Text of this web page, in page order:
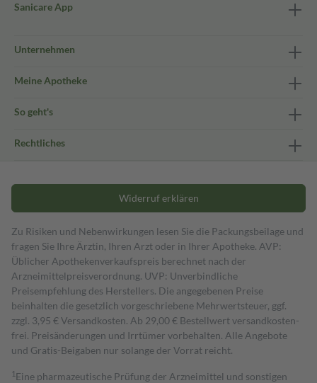
Sanicare App
Unternehmen
Meine Apotheke
So geht's
Rechtliches
Widerruf erklären
Zu Risiken und Nebenwirkungen lesen Sie die Packungsbeilage und
fragen Sie Ihre Ärztin, Ihren Arzt oder in Ihrer Apotheke. AVP:
Üblicher Apothekenverkaufspreis berechnet nach der
Arzneimittelpreisverordnung. UVP: Unverbindliche
Preisempfehlung des Herstellers. Die angegebenen Preise
beinhalten die gesetzlich vorgeschriebene Mehrwertsteuer, ggf.
zzgl. 3,95 € Versandkosten. Ab 29,00 € Bestell­wert versand­kosten­
frei. Preisänderungen und Irrtümer vorbehalten. Alle Angebote
und Gratis-Beigaben nur solange der Vorrat reicht.
1 Eine pharmazeutische Prüfung der Arzneimittel und sonstigen